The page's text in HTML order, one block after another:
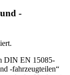
-
DIN EN 15085-
-fahrzeugteilen“